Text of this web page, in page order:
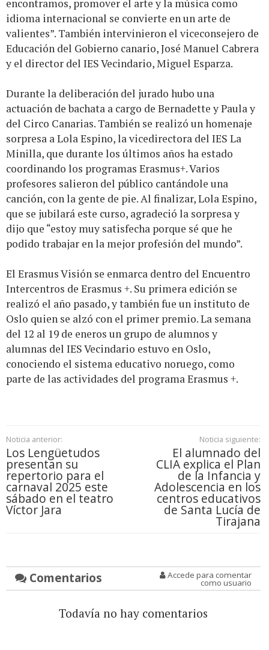
encontramos, promover el arte y la música como
idioma internacional se convierte en un arte de
valientes”. También intervinieron el viceconsejero de
Educación del Gobierno canario, José Manuel Cabrera
y el director del IES Vecindario, Miguel Esparza.
Durante la deliberación del jurado hubo una
actuación de bachata a cargo de Bernadette y Paula y
del Circo Canarias. También se realizó un homenaje
sorpresa a Lola Espino, la vicedirectora del IES La
Minilla, que durante los últimos años ha estado
coordinando los programas Erasmus+. Varios
profesores salieron del público cantándole una
canción, con la gente de pie. Al finalizar, Lola Espino,
que se jubilará este curso, agradeció la sorpresa y
dijo que “estoy muy satisfecha porque sé que he
podido trabajar en la mejor profesión del mundo”.
El Erasmus Visión se enmarca dentro del Encuentro
Intercentros de Erasmus +. Su primera edición se
realizó el año pasado, y también fue un instituto de
Oslo quien se alzó con el primer premio. La semana
del 12 al 19 de eneros un grupo de alumnos y
alumnas del IES Vecindario estuvo en Oslo,
conociendo el sistema educativo noruego, como
parte de las actividades del programa Erasmus +.
Noticia anterior:
Los Lengüetudos
presentan su
repertorio para el
carnaval 2025 este
sábado en el teatro
Víctor Jara
Noticia siguiente:
El alumnado del
CLIA explica el Plan
de la Infancia y
Adolescencia en los
centros educativos
de Santa Lucía de
Tirajana
Comentarios Accede para comentar
como usuario
Todavía no hay comentarios